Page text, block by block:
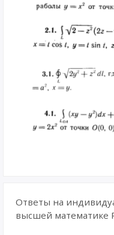
Ответы на
высшей математике